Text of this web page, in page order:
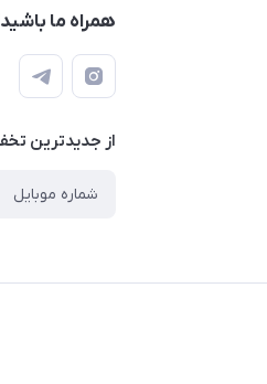
همراه ما
از جدید‌ترین